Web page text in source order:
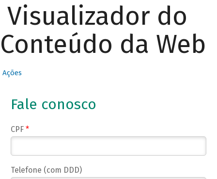
Visualizador do
Conteúdo da Web
Ações
Fale conosco
CPF*
Telefone (com DDD)